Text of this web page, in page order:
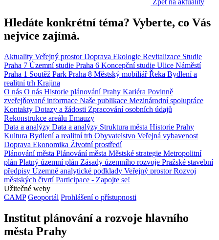
Zpět na aktuality
Hledáte konkrétní téma? Vyberte, co Vás
nejvíce zajímá.
Aktuality Veřejný prostorDoprava Ekologie Revitalizace Studie
Praha 7 Územní studie Praha 6 Koncepční studie Ulice Náměstí
Praha 1 Soutěž Park Praha 8 Městský mobiliářŘeka Bydlení a
realitní trh Krajina
O nás O nás Historie plánování Prahy Kariéra Povinně
zveřejňované informace Naše publikace Mezinárodní spolupráce
Kontakty Dotazy a žádosti Zpracování osobních údajů
Rekonstrukce areálu Emauzy
Data a analýzy Data a analýzy Struktura města Historie Prahy
Kultura Bydlení a realitní trh Obyvatelstvo Veřejná vybavenost
Doprava Ekonomika Životní prostředí
Plánování města Plánování města Městské strategie Metropolitní
plán Platný územní plán Zásady územního rozvoje Pražské stavební
předpisy Územně analytické podklady Veřejný prostorRozvoj
městských čtvrtíParticipace - Zapojte se!
Užitečné weby
CAMP Geoportál Prohlášení o přístupnosti
Institut plánování a rozvoje hlavního
města Prahy